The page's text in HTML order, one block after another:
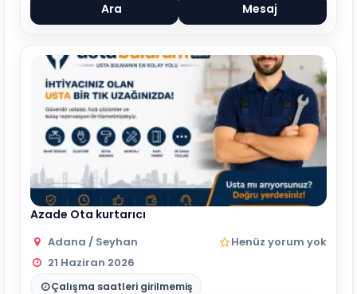
Ara Mesaj
Azade Ota kurtarıcı
Adana / Seyhan
Henüz yorum yok
21 Haziran 2026
Çalışma saatleri girilmemiş